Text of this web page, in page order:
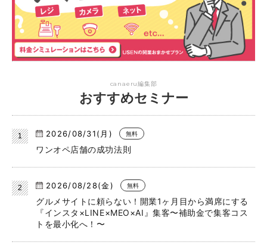
canaeru編集部
おすすめセミナー
2026/08/31(月) 無料
ワンオペ店舗の成功法則
2026/08/28(金) 無料
グルメサイトに頼らない！開業1ヶ月目から満席にする
『インスタ×LINE×MEO×AI』集客〜補助金で集客コス
トを最小化へ！〜